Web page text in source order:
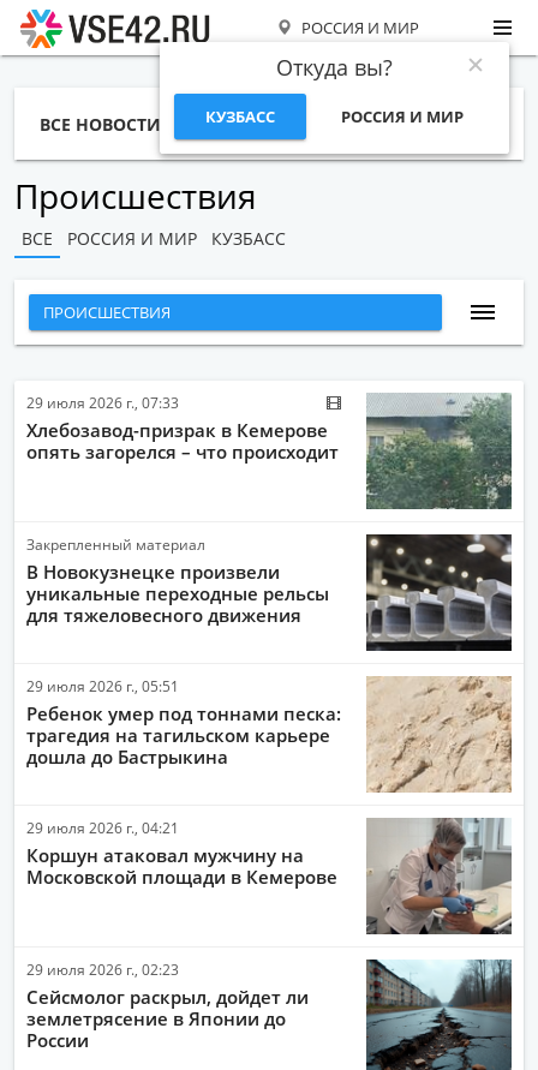
РОССИЯ И МИР
Откуда вы?
КУЗБАСС РОССИЯ И МИР
ВСЕ НОВОСТИ СТАТЬИ ТЕМЫ ФОТО
Происшествия
ВСЕ РОССИЯ И МИР КУЗБАСС
ВСЕ НОВОСТИ
НАРОДНЫЕ НОВОСТИ
НОВОСТИ С ВИДЕО
СПОРТ
ОБЩЕСТВО
ЭКОНОМИКА
ПРОИСШЕСТВИЯ
АВТО-МОТО
ДРУГИЕ НОВОСТИ
ИНТЕРНЕТ
РАБОТА И ДЕНЬГИ
29 июля 2026 г., 07:33
Хлебозавод-призрак в Кемерове
опять загорелся – что происходит
Закрепленный материал
В Новокузнецке произвели
уникальные переходные рельсы
для тяжеловесного движения
29 июля 2026 г., 05:51
Ребенок умер под тоннами песка:
трагедия на тагильском карьере
дошла до Бастрыкина
29 июля 2026 г., 04:21
Коршун атаковал мужчину на
Московской площади в Кемерове
29 июля 2026 г., 02:23
Сейсмолог раскрыл, дойдет ли
землетрясение в Японии до
России